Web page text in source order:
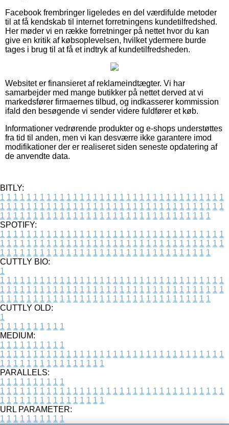
Facebook frembringer ligeledes en del værdifulde metoder
til at få kendskab til internet forretningens kundetilfredshed.
Her møder vi en række forretninger på nettet hvor du kan
give en kritik af købsoplevelsen, hvilket ydermere burde
tages i brug til at få et indtryk af kundetilfredsheden.
Websitet er finansieret af reklameindtægter. Vi har
samarbejder med mange butikker på nettet derved at vi
markedsfører firmaernes tilbud, og indkasserer kommission
ifald den besøgende vi sender videre fuldfører et køb.
Informationer vedrørende produkter og e-shops understøttes
fra tid til anden, men vi kan desværre ikke garantere imod
modifikationer der er realiseret siden seneste opdatering af
de anvendte data.
BITLY:
1 1 1 1 1 1 1 1 1 1 1 1 1 1 1 1 1 1 1 1 1 1 1 1 1 1 1 1 1 1 1 1 1 1
1 1 1 1 1 1 1 1 1 1 1 1 1 1 1 1 1 1 1 1 1 1 1 1 1 1 1 1 1 1 1 1 1 1
1 1 1 1 1 1 1 1 1 1 1 1 1 1 1 1 1 1 1 1 1 1 1 1 1 1 1 1 1 1 1 1
SPOTIFY:
1 1 1 1 1 1 1 1 1 1 1 1 1 1 1 1 1 1 1 1 1 1 1 1 1 1 1 1 1 1 1 1 1 1
1 1 1 1 1 1 1 1 1 1 1 1 1 1 1 1 1 1 1 1 1 1 1 1 1 1 1 1 1 1 1 1 1 1
1 1 1 1 1 1 1 1 1 1 1 1 1 1 1 1 1 1 1 1 1 1 1 1 1 1 1 1 1 1 1 1
CUTTLY BIO:
1
1 1 1 1 1 1 1 1 1 1 1 1 1 1 1 1 1 1 1 1 1 1 1 1 1 1 1 1 1 1 1 1 1 1
1 1 1 1 1 1 1 1 1 1 1 1 1 1 1 1 1 1 1 1 1 1 1 1 1 1 1 1 1 1 1 1 1 1
1 1 1 1 1 1 1 1 1 1 1 1 1 1 1 1 1 1 1 1 1 1 1 1 1 1 1 1 1 1 1 1
CUTTLY OLD:
1
1 1 1 1 1 1 1 1 1 1
MEDIUM:
1 1 1 1 1 1 1 1 1 1
1 1 1 1 1 1 1 1 1 1 1 1 1 1 1 1 1 1 1 1 1 1 1 1 1 1 1 1 1 1 1 1 1 1
1 1 1 1 1 1 1 1 1 1 1 1 1 1 1 1
PARALLELS:
1 1 1 1 1 1 1 1 1 1
1 1 1 1 1 1 1 1 1 1 1 1 1 1 1 1 1 1 1 1 1 1 1 1 1 1 1 1 1 1 1 1 1 1
1 1 1 1 1 1 1 1 1 1 1 1 1 1 1 1
URL PARAMETER:
1 1 1 1 1 1 1 1 1 1